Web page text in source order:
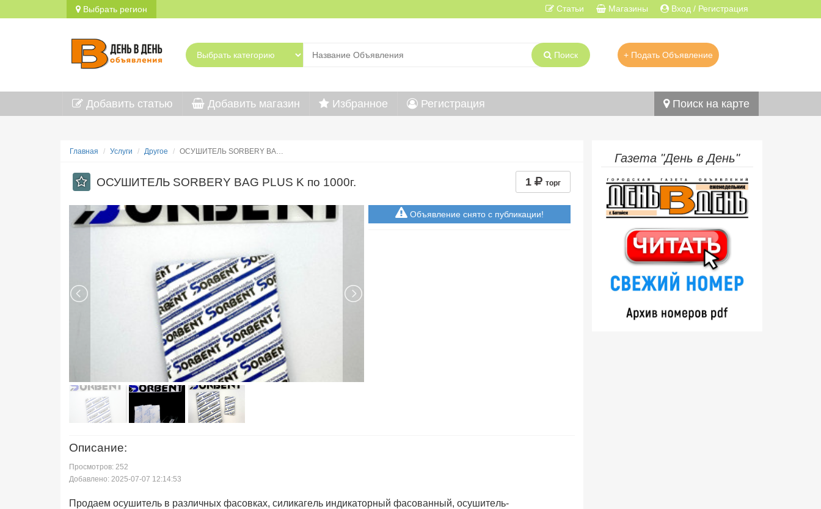
Выбрать регион Вход / Регистрация
Магазины
Статьи
Поиск + Подать Объявление
Добавить статью Добавить магазин Избранное Регистрация Поиск на карте
Главная Услуги Другое ОСУШИТЕЛЬ SORBERY BA…
ОСУШИТЕЛЬ SORBERY BAG PLUS K по 1000г. 1 торг
Объявление снято с публикации!
Описание:
Просмотров: 252
Добавлено: 2025-07-07 12:14:53
Продаем осушитель в различных фасовках, силикагель индикаторный фасованный, осушитель-
Газета "День в День"